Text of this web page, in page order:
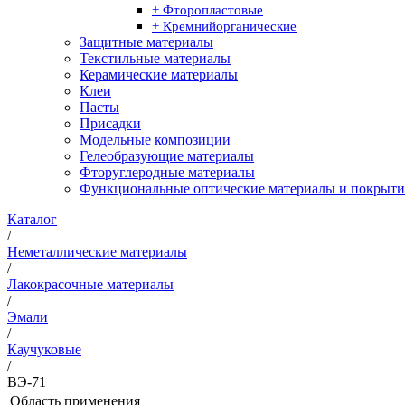
+ Фторопластовые
+ Кремнийорганические
Защитные материалы
Текстильные материалы
Керамические материалы
Клеи
Пасты
Присадки
Модельные композиции
Гелеобразующие материалы
Фторуглеродные материалы
Функциональные оптические материалы и
Каталог
/
Неметаллические материалы
/
Лакокрасочные материалы
/
Эмали
/
Каучуковые
/
ВЭ-71
Область применения